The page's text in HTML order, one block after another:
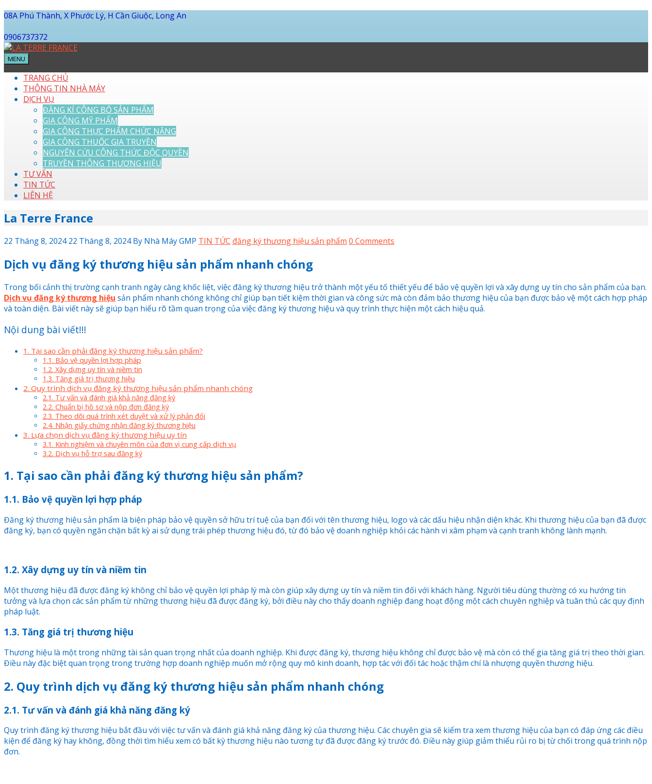
08A Phú Thành, X Phước Lý, H Cần Giuộc, Long An
0906737372
MENU
TRANG CHỦ
THÔNG TIN NHÀ MÁY
DỊCH VỤ
ĐĂNG KÍ CÔNG BỐ SẢN PHẨM
GIA CÔNG MỸ PHẨM
GIA CÔNG THỰC PHẨM CHỨC NĂNG
GIA CÔNG THUỐC GIA TRUYỀN
NGUYÊN CỨU CÔNG THỨC ĐỘC QUYỀN
TRUYỀN THÔNG THƯƠNG HIỆU
TƯ VẤN
TIN TỨC
LIÊN HỆ
La Terre France
22 Tháng 8, 2024 22 Tháng 8, 2024 By Nhà Máy GMP TIN TỨC đăng ký thương hiệu sản phẩm 0 Comments
Dịch vụ đăng ký thương hiệu sản phẩm nhanh chóng
Trong bối cảnh thị trường cạnh tranh ngày càng khốc liệt, việc đăng ký thương hiệu trở thành một yếu tố thiết yếu để bảo vệ quyền lợi và xây dựng uy tín cho sản phẩm của bạn.
Dịch vụ đăng ký thương hiệu sản phẩm nhanh chóng không chỉ giúp bạn tiết kiệm thời gian và công sức mà còn đảm bảo thương hiệu của bạn được bảo vệ một cách hợp pháp
và toàn diện. Bài viết này sẽ giúp bạn hiểu rõ tầm quan trọng của việc đăng ký thương hiệu và quy trình thực hiện một cách hiệu quả.
Nội dung bài viết!!!
1. Tại sao cần phải đăng ký thương hiệu sản phẩm?
1.1. Bảo vệ quyền lợi hợp pháp
1.2. Xây dựng uy tín và niềm tin
1.3. Tăng giá trị thương hiệu
2. Quy trình dịch vụ đăng ký thương hiệu sản phẩm nhanh chóng
2.1. Tư vấn và đánh giá khả năng đăng ký
2.2. Chuẩn bị hồ sơ và nộp đơn đăng ký
2.3. Theo dõi quá trình xét duyệt và xử lý phản đối
2.4. Nhận giấy chứng nhận đăng ký thương hiệu
3. Lựa chọn dịch vụ đăng ký thương hiệu uy tín
3.1. Kinh nghiệm và chuyên môn của đơn vị cung cấp dịch vụ
3.2. Dịch vụ hỗ trợ sau đăng ký
1. Tại sao cần phải đăng ký thương hiệu sản phẩm?
1.1. Bảo vệ quyền lợi hợp pháp
Đăng ký thương hiệu sản phẩm là biện pháp bảo vệ quyền sở hữu trí tuệ của bạn đối với tên thương hiệu, logo và các dấu hiệu nhận diện khác. Khi thương hiệu của bạn đã được
đăng ký, bạn có quyền ngăn chặn bất kỳ ai sử dụng trái phép thương hiệu đó, từ đó bảo vệ doanh nghiệp khỏi các hành vi xâm phạm và cạnh tranh không lành mạnh.
1.2. Xây dựng uy tín và niềm tin
Một thương hiệu đã được đăng ký không chỉ bảo vệ quyền lợi pháp lý mà còn giúp xây dựng uy tín và niềm tin đối với khách hàng. Người tiêu dùng thường có xu hướng tin
tưởng và lựa chọn các sản phẩm từ những thương hiệu đã được đăng ký, bởi điều này cho thấy doanh nghiệp đang hoạt động một cách chuyên nghiệp và tuân thủ các quy định
pháp luật.
1.3. Tăng giá trị thương hiệu
Thương hiệu là một trong những tài sản quan trọng nhất của doanh nghiệp. Khi được đăng ký, thương hiệu không chỉ được bảo vệ mà còn có thể gia tăng giá trị theo thời gian.
Điều này đặc biệt quan trọng trong trường hợp doanh nghiệp muốn mở rộng quy mô kinh doanh, hợp tác với đối tác hoặc thậm chí là nhượng quyền thương hiệu.
2. Quy trình dịch vụ đăng ký thương hiệu sản phẩm nhanh chóng
2.1. Tư vấn và đánh giá khả năng đăng ký
Quy trình đăng ký thương hiệu bắt đầu với việc tư vấn và đánh giá khả năng đăng ký của thương hiệu. Các chuyên gia sẽ kiểm tra xem thương hiệu của bạn có đáp ứng các điều
kiện để đăng ký hay không, đồng thời tìm hiểu xem có bất kỳ thương hiệu nào tương tự đã được đăng ký trước đó. Điều này giúp giảm thiểu rủi ro bị từ chối trong quá trình nộp
đơn.